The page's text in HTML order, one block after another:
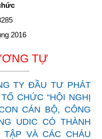
TỰ
TY ĐẦU TƯ PHÁT
CHỨC “HỘI NGHỊ
CÁN BỘ, CÔNG
UDIC CÓ THÀNH
TẬP VÀ CÁC CHÁU